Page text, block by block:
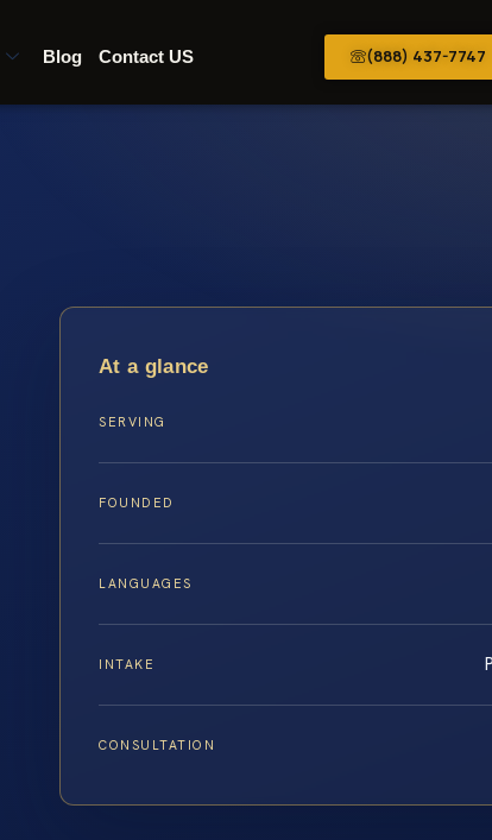
Blog Contact US (888) 437-7747
At a glance
SERVING
FOUNDED
LANGUAGES
INTAKE
CONSULTATION